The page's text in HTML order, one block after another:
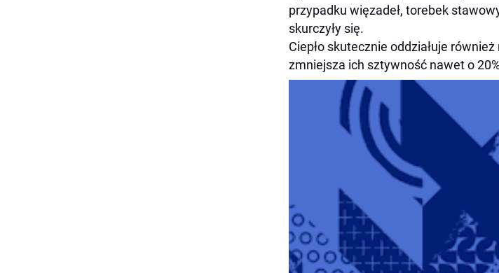
przypadku więzadeł, torebek
skurczyły się.
Ciepło skutecznie oddziałuje
zmniejsza ich sztywność nawet o